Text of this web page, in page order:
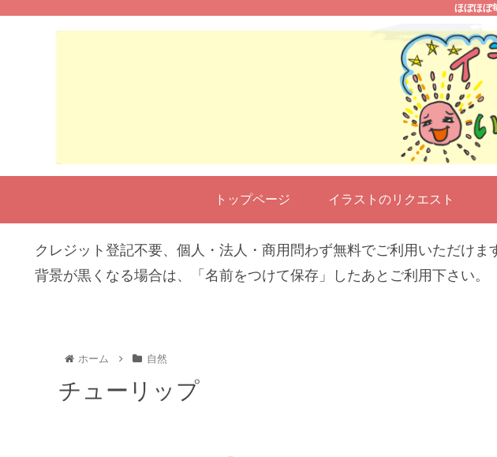
ほぼほぼ
トップページ イラストのリクエスト
クレジット登記不要、個人・法人・商用問わず無料でご利用いただけま
背景が黒くなる場合は、「名前をつけて保存」したあとご利用下さい。
ホーム 自然
チューリップ